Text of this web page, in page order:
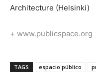
Architecture (Helsinki)
+ www.publicspace.org
TAGS espacio público